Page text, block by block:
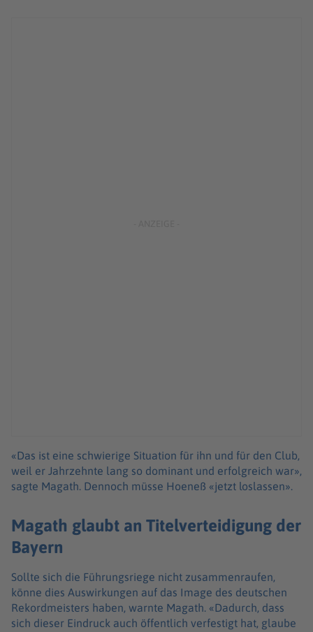
«Das ist eine schwierige Situation für ihn und für den Club,
weil er Jahrzehnte lang so dominant und erfolgreich war»,
sagte Magath. Dennoch müsse Hoeneß «jetzt loslassen».
Magath glaubt an Titelverteidigung der
Bayern
Sollte sich die Führungsriege nicht zusammenraufen,
könne dies Auswirkungen auf das Image des deutschen
Rekordmeisters haben, warnte Magath. «Dadurch, dass
sich dieser Eindruck auch öffentlich verfestigt hat, glaube